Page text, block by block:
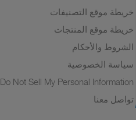
خريطة موقع التصنيفات
خريطة موقع المنتجات
الشروط والأحكام
سياسة الخصوصية
Do Not Sell My Personal Information
تواصل معنا